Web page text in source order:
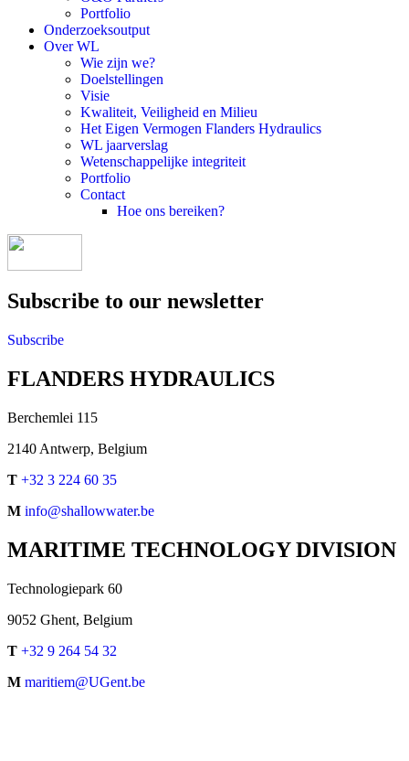
Portfolio
Onderzoeksoutput
Over WL
Wie zijn we?
Doelstellingen
Visie
Kwaliteit, Veiligheid en Milieu
Het Eigen Vermogen Flanders Hydraulics
WL jaarverslag
Wetenschappelijke integriteit
Portfolio
Contact
Hoe ons bereiken?
Subscribe to our newsletter
Subscribe
FLANDERS HYDRAULICS
Berchemlei 115
2140 Antwerp, Belgium
T +32 3 224 60 35
M info@shallowwater.be
MARITIME TECHNOLOGY DIVISION
Technologiepark 60
9052 Ghent, Belgium
T +32 9 264 54 32
M maritiem@UGent.be